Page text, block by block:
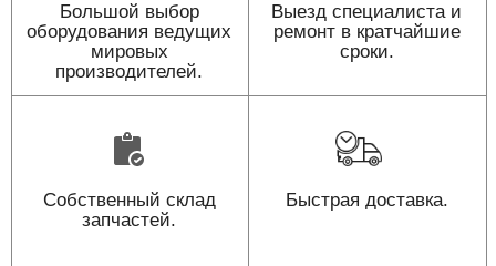
Большой выбор
оборудования ведущих
мировых
производителей.
Выезд специалиста и
ремонт в кратчайшие
сроки.
Собственный склад
запчастей.
Быстрая доставка.